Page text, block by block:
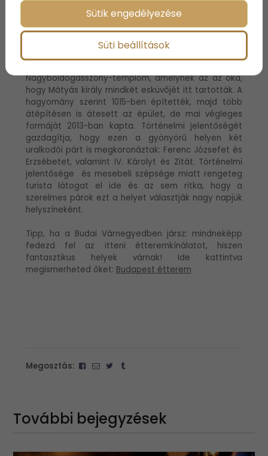
5. Mátyás-templom
Nagyboldogasszony-templom, amelynek az az oka,
hogy Mátyás király mindkét esküvőjét itt tartották. A
hagyomány szerint 1015-ben építették, majd több
átépítésen is átesett az épület, de mai végleges
formáját 2013-ban kapta. Történelmi jelentőségét
gazdagítja, hogy ezen a gyönyörű helyen két
uralkodói párt is megkoronáztak: Ferenc Józsefet és
Erzsébetet, valamint IV. Károlyt és Zitát. Történelmi
jelentősége és mesebeli szépsége miatt rengeteg
turista látogat el ide és az sem ritka, hogy a
szerelmes párok ezt a helyet választják nagy napjük
helyszíneként.
Tipp, ha a Budai Várnegyedben jársz: mindneképp
fedezd fel az itteni étteremkínálatot, hiszen
fantasztikus helyek várnak! Ide kattintva
megismerheted őket: Budapest étterem
Megosztás:
További bejegyzések
Sütik engedélyezése
Süti beállítások